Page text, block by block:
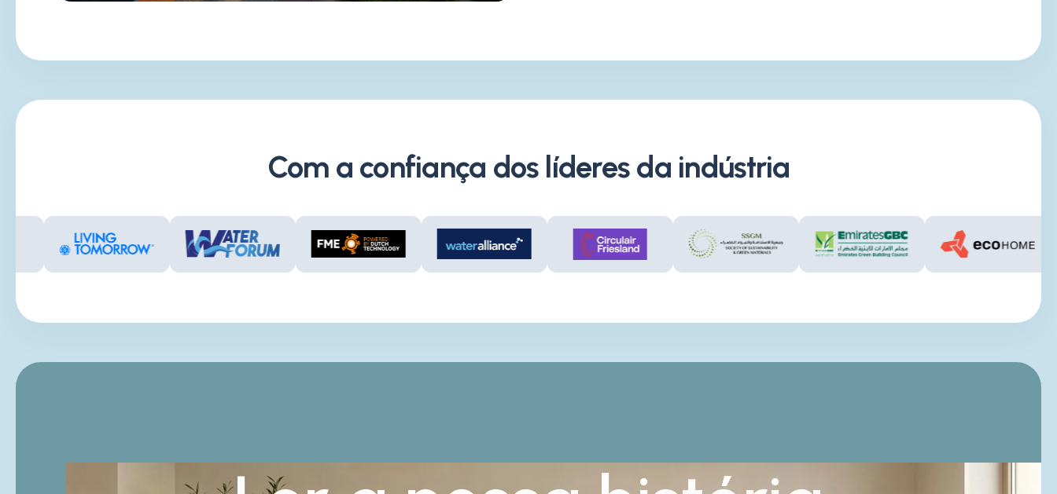
Com a confiança dos líderes da indústria